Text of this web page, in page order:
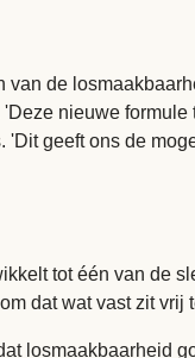
de
'Deze nieuwe
geeft ons de
tot één van de
dat wat vast zit
losmaakbaarheid